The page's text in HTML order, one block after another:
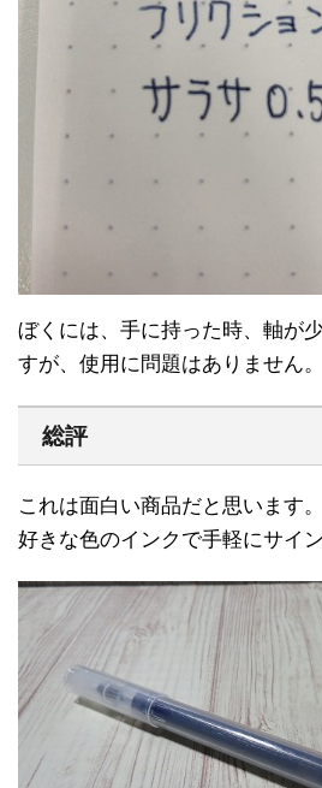
ぼくには、手に持った時、軸が
すが、使用に問題はありません。
総評
これは面白い商品だと思います。
好きな色のインクで手軽にサイ